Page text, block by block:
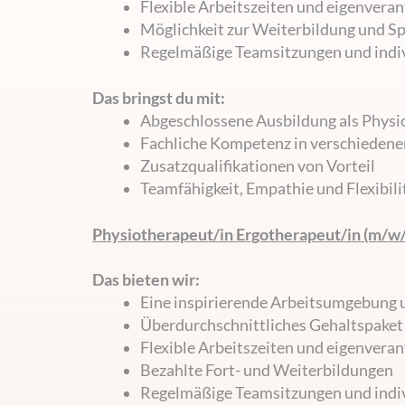
Flexible Arbeitszeiten und
Möglichkeit zur Weiterbildung und
Regelmäßige Teamsitzungen und
Das bringst du mit:
Abgeschlossene Ausbildung als
Fachliche Kompetenz in
Zusatzqualifikationen von Vorteil
Teamfähigkeit, Empathie und
Physiotherapeut/in Ergotherapeut/in (m/
Das bieten wir:
Eine inspirierende Arbeitsumgebung
Überdurchschnittliches Gehaltspaket
Flexible Arbeitszeiten und
Bezahlte Fort- und Weiterbildungen
Regelmäßige Teamsitzungen und